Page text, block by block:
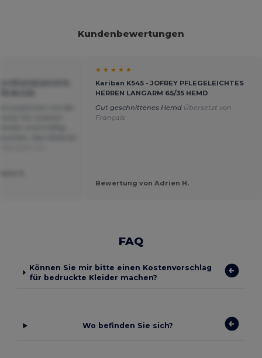
Kundenbewertungen
★ ★ ★ ★ ★
Kariban K545 - JOFREY PFLEGELEICHTES
HERREN LANGARM 65/35 HEMD
Gut geschnittenes Hemd Übersetzt von
Français
Bewertung von Adrien H.
FAQ
Können Sie mir bitte einen Kostenvorschlag
für bedruckte Kleider machen?
Wo befinden Sie sich?